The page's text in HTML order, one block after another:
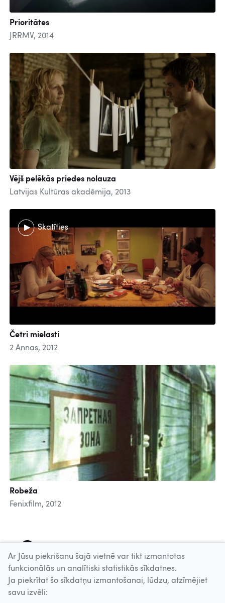
Prioritātes
JRRMV, 2014
Vējš pelēkās priedes nolauza
Latvijas Kultūras akadēmija, 2013
Skatīties
Četri mielasti
2 Annas, 2012
Robeža
Fenixfilm, 2012
Uz augšu
Ar Jūsu piekrišanu šajā vietnē var tikt izmantotas
funkcionālās un analītiski statistikās sīkdatnes.
Ja piekrītat šo sīkdatņu izmantošanai, lūdzu, atzīmējiet
savu izvēli: